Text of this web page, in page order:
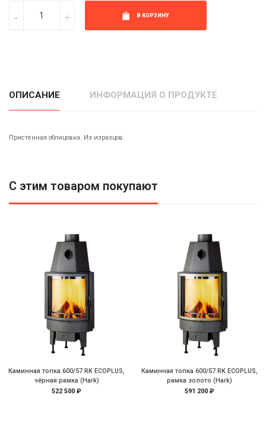
В КОРЗИНУ
ОПИСАНИЕ ИНФОРМАЦИЯ О ПРОДУКТЕ
Пристенная облицовка. Из изразцов.
С этим товаром покупают
Каминная топка 600/57 RK ECOPLUS,
чёрная рамка (Hark)
522 500 ₽
Каминная топка 600/57 RK ECOPLUS,
рамка золото (Hark)
591 200 ₽